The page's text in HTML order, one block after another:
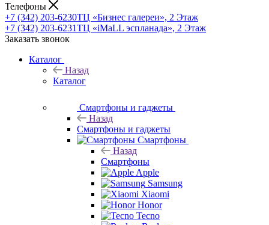
Телефоны
+7 (342) 203-6230ТЦ «Бизнес галереи», 2 Этаж
+7 (342) 203-6231ТЦ «iMaLL эспланада», 2 Этаж
Заказать звонок
Каталог
Назад
Каталог
Смартфоны и гаджеты
Назад
Смартфоны и гаджеты
Смартфоны
Назад
Смартфоны
Apple
Samsung
Xiaomi
Honor
Tecno